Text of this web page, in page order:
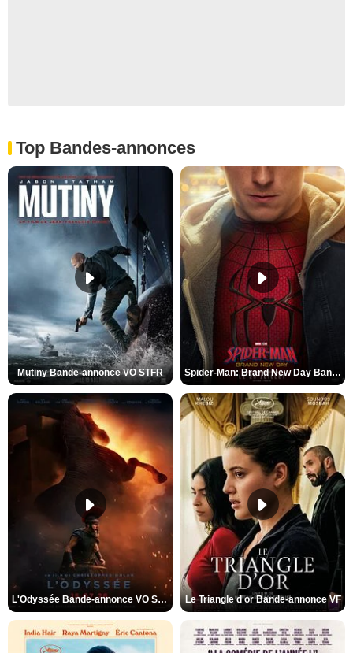
Top Bandes-annonces
Mutiny Bande-annonce VO STFR Spider-Man: Brand New Day Bande-annonce VO STFR
L'Odyssée Bande-annonce VO STFR Le Triangle d'or Bande-annonce VF